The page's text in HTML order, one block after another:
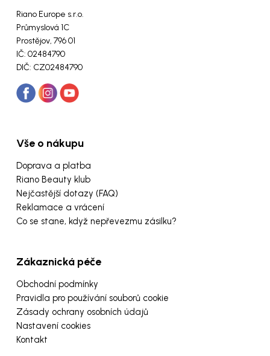
Riano Europe s.r.o.
Průmyslová 1C
Prostějov, 796 01
IČ: 02484790
DIČ: CZ02484790
Vše o nákupu
Doprava a platba
Riano Beauty klub
Nejčastější dotazy (FAQ)
Reklamace a vrácení
Co se stane, když nepřevezmu zásilku?
Zákaznická péče
Obchodní podmínky
Pravidla pro používání souborů cookie
Zásady ochrany osobních údajů
Nastavení cookies
Kontakt